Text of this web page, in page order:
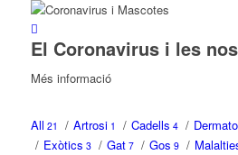
El Coronavirus i les
Més informació
All 21 / Artrosi1 / Cadells 4 /
/ Exòtics 3 / Gat7 / Gos 9 /